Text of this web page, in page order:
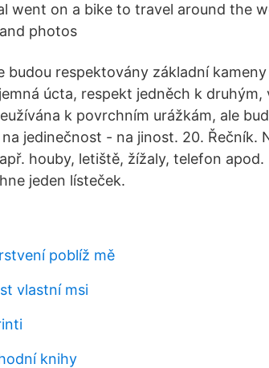
went on a bike to travel around the
photos
budou respektovány základní
úcta, respekt jedněch k druhým,
k povrchním urážkám, ale
jedinečnost - na jinost. 20. Řečník.
houby, letiště, žížaly, telefon apod.
jeden lísteček.
poblíž mě
vlastní msi
knihy